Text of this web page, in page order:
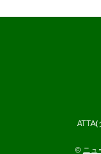
ATTA(
© ニュ